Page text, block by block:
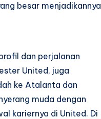
besar menjadikannya
dan perjalanan
United, juga
ke Atalanta dan
muda dengan
kariernya di United. Di